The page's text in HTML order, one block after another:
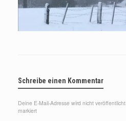
Schreibe einen Kommentar
Deine E-Mail-Adresse wird nicht veröffentlicht.
markiert